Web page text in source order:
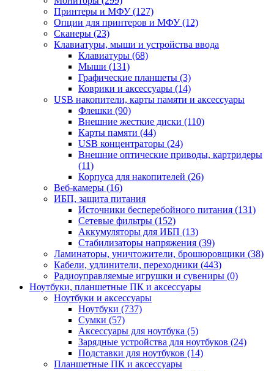
Принтеры и МФУ (127)
Опции для принтеров и МФУ (12)
Сканеры (23)
Клавиатуры, мыши и устройства ввода
Клавиатуры (68)
Мыши (131)
Графические планшеты (3)
Коврики и аксессуары (14)
USB накопители, карты памяти и аксессуары
Флешки (90)
Внешние жесткие диски (110)
Карты памяти (44)
USB концентраторы (24)
Внешние оптические приводы, картридеры
(11)
Корпуса для накопителей (26)
Веб-камеры (16)
ИБП, защита питания
Источники бесперебойного питания (131)
Сетевые фильтры (152)
Аккумуляторы для ИБП (13)
Стабилизаторы напряжения (39)
Ламинаторы, уничтожители, брошюровщики (38)
Кабели, удлинители, переходники (443)
Радиоуправляемые игрушки и сувениры (0)
Ноутбуки, планшетные ПК и аксессуары
Ноутбуки и аксессуары
Ноутбуки (737)
Сумки (57)
Аксессуары для ноутбука (5)
Зарядные устройства для ноутбуков (24)
Подставки для ноутбуков (14)
Планшетные ПК и аксессуары